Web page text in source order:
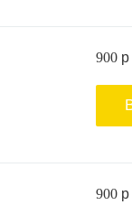
900 p
900 p